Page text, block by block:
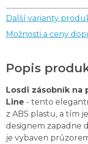
Další varianty
Možnosti a ceny
Popis
Losdi zásobník na
Line - tento
z ABS plastu, a tím
designem zapadne
je vybaven